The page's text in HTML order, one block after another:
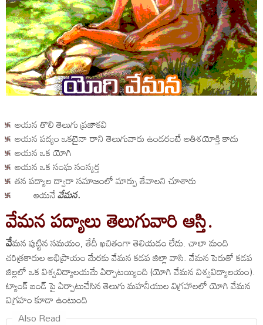
అయన తొలి తెలుగు ప్రజాకవి
అయన పద్యం ఒకటైనా రాని తెలుగువారు ఉండరంటే అతిశయోక్తి కాదు
అయన ఒక యోగి
అయన ఒక సంఘ సంస్కర్త
తన పద్యాల ద్వారా సమాజంలో మార్పు తేవాలని చూశారు
ఆయనేవేమన.
వేమన పద్యాలు తెలుగువారి ఆస్తి.
వేమన పుట్టిన సమయం, తేదీ ఖచితంగా తెలియడం లేదు. చాలా మంది
చరిత్రకారుల అభిప్రాయం మేరకు వేమన కడప జిల్లా వాసి. వేమన పెరుతో కడప
జిల్లలో ఒక విశ్వవిద్యాలయమే ఏర్పాటయ్యింది (యోగి వేమన విశ్వవిద్యాలయం).
ట్యాంక్ బండ్ పై ఏర్పాటుచేసిన తెలుగు మహనీయుల విగ్రహాలలో యోగి వేమన
విగ్రహం కూడా ఉంటుంది
Also Read